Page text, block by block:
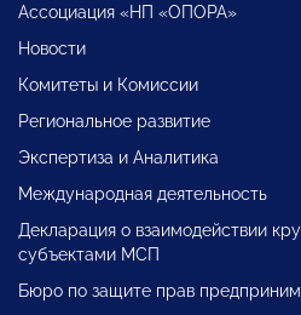
Ассоциация «НП «ОПОРА»
Новости
Комитеты и Комиссии
Региональное развитие
Экспертиза и Аналитика
Международная деятельность
Декларация о взаимодействии
субъектами МСП
Бюро по защите прав